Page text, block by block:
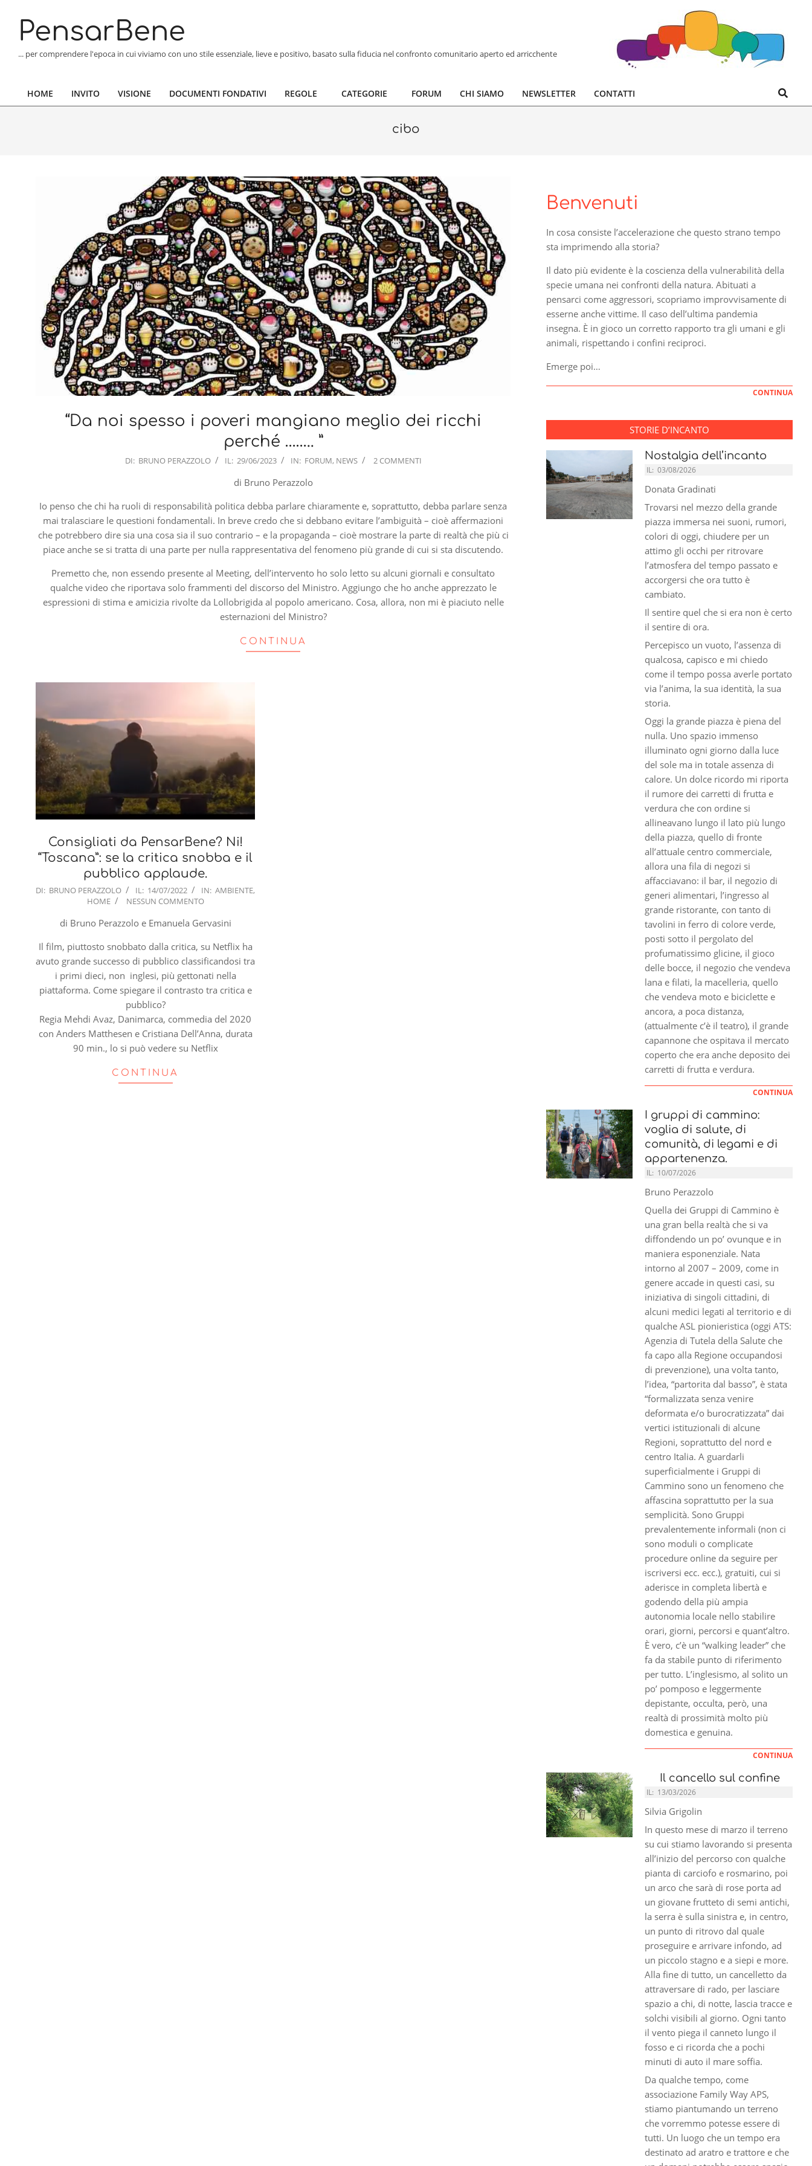
contentPensarBene
... per comprendere l'epoca in cui viviamo con uno stile essenziale, lieve e positivo, basato sulla fiducia nel confronto comunitario aperto ed arricchente
Primary
HOME INVITO VISIONE DOCUMENTI FONDATIVI REGOLE CATEGORIE FORUM CHI SIAMO NEWSLETTER CONTATTI Search
cibo
“Da noi spesso i poveri mangiano meglio dei ricchi
perché …….. ”
DI: BRUNO PERAZZOLO IL: 29/06/2023 IN: FORUM, NEWS 2 COMMENTI
di Bruno Perazzolo
Io penso che chi ha ruoli di responsabilità politica debba parlare chiaramente e, soprattutto, debba parlare senza
mai tralasciare le questioni fondamentali. In breve credo che si debbano evitare l’ambiguità – cioè affermazioni
che potrebbero dire sia una cosa sia il suo contrario – e la propaganda – cioè mostrare la parte di realtà che più ci
piace anche se si tratta di una parte per nulla rappresentativa del fenomeno più grande di cui si sta discutendo.
Premetto che, non essendo presente al Meeting, dell’intervento ho solo letto su alcuni giornali e consultato
qualche video che riportava solo frammenti del discorso del Ministro. Aggiungo che ho anche apprezzato le
espressioni di stima e amicizia rivolte da Lollobrigida al popolo americano. Cosa, allora, non mi è piaciuto nelle
esternazioni del Ministro?
CONTINUA
Consigliati da PensarBene? Ni!
“Toscana”: se la critica snobba e il
pubblico applaude.
2022-
DI: BRUNO PERAZZOLO IL: 14/07/2022 IN: AMBIENTE,
HOME
NESSUN COMMENTO
di Bruno Perazzolo e Emanuela Gervasini
Il film, piuttosto snobbato dalla critica, su Netflix ha
avuto grande successo di pubblico classificandosi tra
i primi dieci, non inglesi, più gettonati nella
piattaforma. Come spiegare il contrasto tra critica e
pubblico?
Regia Mehdi Avaz, Danimarca, commedia del 2020
con Anders Matthesen e Cristiana Dell’Anna, durata
90 min., lo si può vedere su Netflix
CONTINUA
Benvenuti
In cosa consiste l’accelerazione che questo strano tempo
sta imprimendo alla storia?
Il dato più evidente è la coscienza della vulnerabilità della
specie umana nei confronti della natura. Abituati a
pensarci come aggressori, scopriamo improvvisamente di
esserne anche vittime. Il caso dell’ultima pandemia
insegna. È in gioco un corretto rapporto tra gli umani e gli
animali, rispettando i confini reciproci.
Emerge poi…
CONTINUA
STORIE D’INCANTO
Nostalgia dell’incanto
IL: 03/08/2026
Donata Gradinati
Trovarsi nel mezzo della grande
piazza immersa nei suoni, rumori,
colori di oggi, chiudere per un
attimo gli occhi per ritrovare
l’atmosfera del tempo passato e
accorgersi che ora tutto è
cambiato.
Il sentire quel che si era non è certo
il sentire di ora.
Percepisco un vuoto, l’assenza di
qualcosa, capisco e mi chiedo
come il tempo possa averle portato
via l’anima, la sua identità, la sua
storia.
Oggi la grande piazza è piena del
nulla. Uno spazio immenso
illuminato ogni giorno dalla luce
del sole ma in totale assenza di
calore. Un dolce ricordo mi riporta
il rumore dei carretti di frutta e
verdura che con ordine si
allineavano lungo il lato più lungo
della piazza, quello di fronte
all’attuale centro commerciale,
allora una fila di negozi si
affacciavano: il bar, il negozio di
generi alimentari, l’ingresso al
grande ristorante, con tanto di
tavolini in ferro di colore verde,
posti sotto il pergolato del
profumatissimo glicine, il gioco
delle bocce, il negozio che vendeva
lana e filati, la macelleria, quello
che vendeva moto e biciclette e
ancora, a poca distanza,
(attualmente c’è il teatro), il grande
capannone che ospitava il mercato
coperto che era anche deposito dei
carretti di frutta e verdura.
CONTINUA
I gruppi di cammino:
voglia di salute, di
comunità, di legami e di
appartenenza.
IL: 10/07/2026
Bruno Perazzolo
Quella dei Gruppi di Cammino è
una gran bella realtà che si va
diffondendo un po’ ovunque e in
maniera esponenziale. Nata
intorno al 2007 – 2009, come in
genere accade in questi casi, su
iniziativa di singoli cittadini, di
alcuni medici legati al territorio e di
qualche ASL pionieristica (oggi ATS:
Agenzia di Tutela della Salute che
fa capo alla Regione occupandosi
di prevenzione), una volta tanto,
l’idea, “partorita dal basso”, è stata
“formalizzata senza venire
deformata e/o burocratizzata” dai
vertici istituzionali di alcune
Regioni, soprattutto del nord e
centro Italia. A guardarli
superficialmente i Gruppi di
Cammino sono un fenomeno che
affascina soprattutto per la sua
semplicità. Sono Gruppi
prevalentemente informali (non ci
sono moduli o complicate
procedure online da seguire per
iscriversi ecc. ecc.), gratuiti, cui si
aderisce in completa libertà e
godendo della più ampia
autonomia locale nello stabilire
orari, giorni, percorsi e quant’altro.
È vero, c’è un “walking leader” che
fa da stabile punto di riferimento
per tutto. L’inglesismo, al solito un
po’ pomposo e leggermente
depistante, occulta, però, una
realtà di prossimità molto più
domestica e genuina.
CONTINUA
Il cancello sul confine
IL: 13/03/2026
Silvia Grigolin
In questo mese di marzo il terreno
su cui stiamo lavorando si presenta
all’inizio del percorso con qualche
pianta di carciofo e rosmarino, poi
un arco che sarà di rose porta ad
un giovane frutteto di semi antichi,
la serra è sulla sinistra e, in centro,
un punto di ritrovo dal quale
proseguire e arrivare infondo, ad
un piccolo stagno e a siepi e more.
Alla fine di tutto, un cancelletto da
attraversare di rado, per lasciare
spazio a chi, di notte, lascia tracce e
solchi visibili al giorno. Ogni tanto
il vento piega il canneto lungo il
fosso e ci ricorda che a pochi
minuti di auto il mare soffia.
Da qualche tempo, come
associazione Family Way APS,
stiamo piantumando un terreno
che vorremmo potesse essere di
tutti. Un luogo che un tempo era
destinato ad aratro e trattore e che